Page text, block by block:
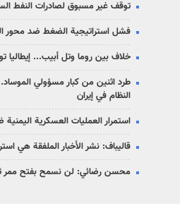
توقف غير مسبوق لصادرات النفط
فشل استراتيجية الضغط ضد محور
خلاف بين روما وتل أبيب... إيطاليا
طرد اثنين من كبار مسؤولي
النظام في إيران
استمرار العمليات العسكرية
قاليباف: نشر الأخبار الملفقة هي
محسن رضائي: لن نسمح بفتح ممر